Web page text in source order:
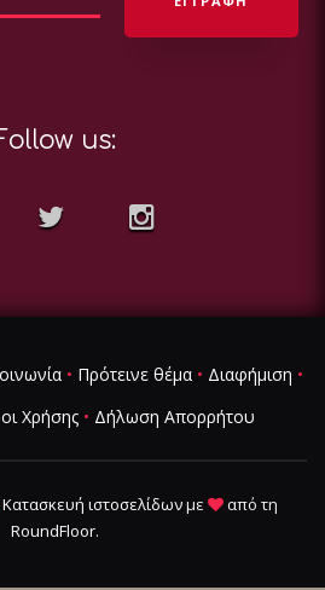
us:
• Πρότεινε θέμα• Διαφήμιση •
Χρήσης • Δήλωση Απορρήτου
Κατασκευή ιστοσελίδωνμε
από τη
RoundFloor.